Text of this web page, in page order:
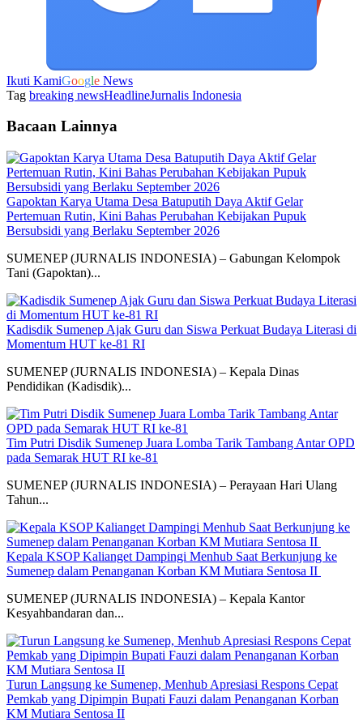
Ikuti KamiGoogle News
Tag breaking newsHeadlineJurnalis Indonesia
Bacaan Lainnya
Gapoktan Karya Utama Desa Batuputih Daya Aktif Gelar
Pertemuan Rutin, Kini Bahas Perubahan Kebijakan Pupuk
Bersubsidi yang Berlaku September 2026
SUMENEP (JURNALIS INDONESIA) – Gabungan Kelompok
Tani (Gapoktan)...
Kadisdik Sumenep Ajak Guru dan Siswa Perkuat Budaya Literasi di
Momentum HUT ke-81 RI
SUMENEP (JURNALIS INDONESIA) – Kepala Dinas
Pendidikan (Kadisdik)...
Tim Putri Disdik Sumenep Juara Lomba Tarik Tambang Antar OPD
pada Semarak HUT RI ke-81
SUMENEP (JURNALIS INDONESIA) – Perayaan Hari Ulang
Tahun...
Kepala KSOP Kalianget Dampingi Menhub Saat Berkunjung ke
Sumenep dalam Penanganan Korban KM Mutiara Sentosa II
SUMENEP (JURNALIS INDONESIA) – Kepala Kantor
Kesyahbandaran dan...
Turun Langsung ke Sumenep, Menhub Apresiasi Respons Cepat
Pemkab yang Dipimpin Bupati Fauzi dalam Penanganan Korban
KM Mutiara Sentosa II